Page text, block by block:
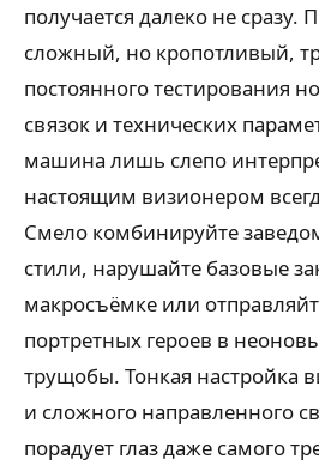
получается далеко не сразу.
сложный, но кропотливый,
постоянного тестирования
связок и технических
машина лишь слепо
настоящим визионером
Смело комбинируйте
стили, нарушайте базовые
макросъёмке или
портретных героев в
трущобы. Тонкая настройка
и сложного направленного
порадует глаз даже самого